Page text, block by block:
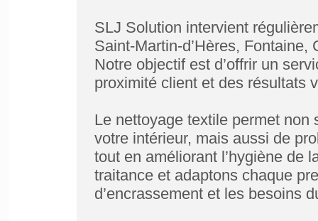
SLJ Solution intervient
Saint-Martin-d’Hères,
Notre objectif est d’offrir un
proximité client et des résultats
Le nettoyage textile permet non
votre intérieur, mais aussi de
tout en améliorant l’hygiène de
traitance et adaptons chaque
d’encrassement et les besoins